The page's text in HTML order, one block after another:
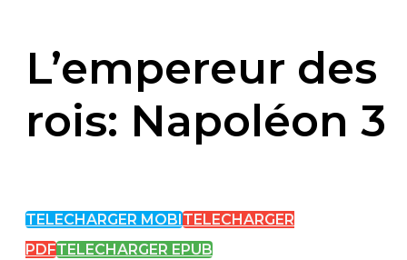
L’empereur des
rois: Napoléon 3
TELECHARGER MOBI TELECHARGER
PDFTELECHARGER EPUB